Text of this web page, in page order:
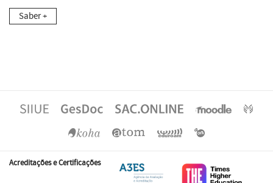
Saber +
Acreditações e Certificações